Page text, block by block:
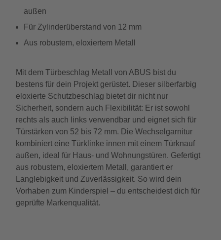
außen
Für Zylinderüberstand von 12 mm
Aus robustem, eloxiertem Metall
Mit dem Türbeschlag Metall von ABUS bist du
bestens für dein Projekt gerüstet. Dieser silberfarbig
eloxierte Schutzbeschlag bietet dir nicht nur
Sicherheit, sondern auch Flexibilität: Er ist sowohl
rechts als auch links verwendbar und eignet sich für
Türstärken von 52 bis 72 mm. Die Wechselgarnitur
kombiniert eine Türklinke innen mit einem Türknauf
außen, ideal für Haus- und Wohnungstüren. Gefertigt
aus robustem, eloxiertem Metall, garantiert er
Langlebigkeit und Zuverlässigkeit. So wird dein
Vorhaben zum Kinderspiel – du entscheidest dich für
geprüfte Markenqualität.